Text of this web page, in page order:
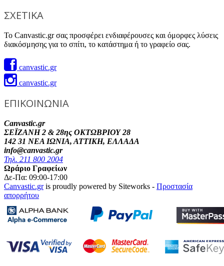
ΣΧΕΤΙΚΑ
Το Canvastic.gr σας προσφέρει ενδιαφέρουσες και όμορφες λύσεις
διακόσμησης για το σπίτι, το κατάστημα ή το γραφείο σας.
canvastic.gr
canvastic.gr
ΕΠΙΚΟΙΝΩΝΙΑ
Canvastic.gr
ΣΕΪΖΑΝΗ 2 & 28ης ΟΚΤΩΒΡΙΟΥ 28
142 31 ΝΕΑ ΙΩΝΙΑ, ΑΤΤΙΚΗ, ΕΛΛΑΔΑ
info@canvastic.gr
Τηλ. 211 800 2004
Ωράριο Γραφείων
Δε-Πα: 09:00-17:00
Canvastic.gris proudly powered by Siteworks - Προστασία
απορρήτου